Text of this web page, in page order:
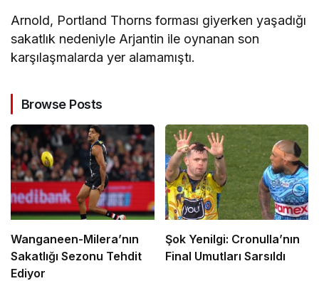
Arnold, Portland Thorns forması giyerken yaşadığı
sakatlık nedeniyle Arjantin ile oynanan son
karşılaşmalarda yer alamamıştı.
Browse Posts
Wanganeen-Milera’nın
Sakatlığı Sezonu Tehdit
Ediyor
Şok Yenilgi: Cronulla’nın
Final Umutları Sarsıldı